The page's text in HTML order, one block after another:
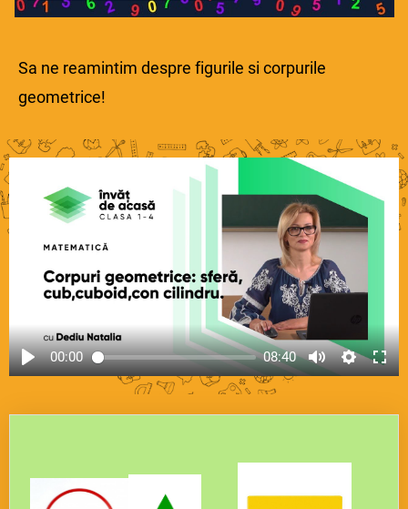
Sa ne reamintim despre figurile si corpurile
geometrice!
00:00 08:40